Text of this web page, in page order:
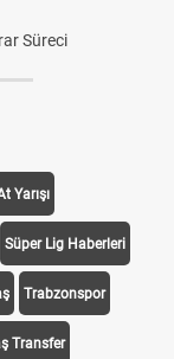
Süreci
Yarışı
Süper Lig Haberleri
Trabzonspor
Transfer